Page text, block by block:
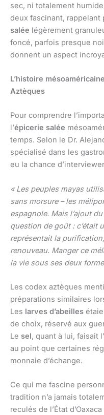
sec, ni totalement
deux fascinant, rappelant
salée légèrement
foncé, parfois presque
donnent un aspect
L’histoire
Aztèques
Pour comprendre
l’épicerie salée
temps. Selon le Dr.
spécialisé dans les
eu la chance
« Les peuples mayas
sans morsure – les
espagnole. Mais l’ajout
question de goût : c’était
représentait la
renouveau. Manger ce
la vie sous ses deux
Les codex aztèques
préparations similaires
Les larves d’abeilles
de choix, réservé aux
Le sel, quant à lui, faisait
au point que certaines
monnaie d’échange.
Ce qui me fascine
tradition n’a jamais
reculés de l’État